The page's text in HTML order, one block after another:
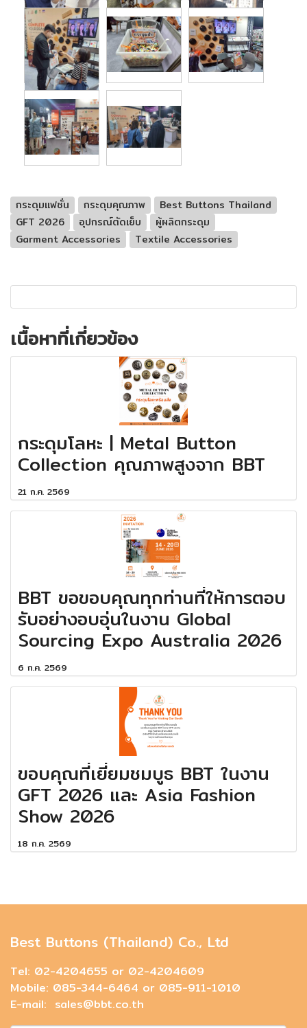
กระดุมแฟชั่น กระดุมคุณภาพ
Best Buttons Thailand
GFT 2026
อุปกรณ์ตัดเย็บ
ผู้ผลิตกระดุม
Garment Accessories
Textile Accessories
เนื้อหาที่เกี่ยวข้อง
กระดุมโลหะ | Metal Button
Collection คุณภาพสูงจาก BBT
21 ก.ค. 2569
BBT ขอขอบคุณทุกท่านที่ให้การตอบ
รับอย่างอบอุ่นในงาน Global
Sourcing Expo Australia 2026
6 ก.ค. 2569
ขอบคุณที่เยี่ยมชมบูธ BBT ในงาน
GFT 2026 และ Asia Fashion
Show 2026
18 ก.ค. 2569
Best Buttons (Thailand) Co., Ltd
Tel: 02-4204655 or 02-4204609
Mobile: 085-344-6464 or 085-911-1010
E-mail: sales@bbt.co.th